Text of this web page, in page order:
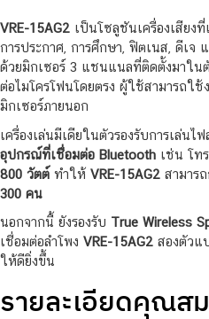
VRE-15AG2 เป็นโซลูชันเครื่องเสียง
การประกาศ, การศึกษา, ฟิตเนส, ดีเจ
ด้วยมิกเซอร์ 3 แชนแนลที่ติดตั้งมาใน
ต่อไมโครโฟนโดยตรง ผู้ใช้สามารถใช้
มิกเซอร์ภายนอก
เครื่องเล่นมีเดียในตัวรองรับการเล่นไฟ
อุปกรณ์ที่เชื่อมต่อ Bluetooth เช่น โท
800 วัตต์ ทำให้ VRE-15AG2 สามาร
300 คน
นอกจากนี้ ยังรองรับ True Wireless
เชื่อมต่อลำโพง VRE-15AG2 สองตัวแ
ให้ดียิ่งขึ้น
รายละเอียดคุณส